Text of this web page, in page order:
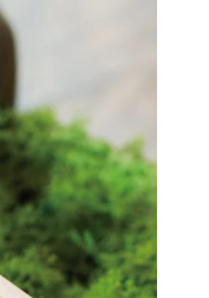
近が休息を過ごした、海最
熱海 別邸」